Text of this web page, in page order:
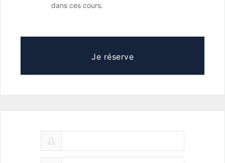
dans ces cours.
Je réserve